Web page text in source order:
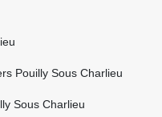
Pouilly Sous Charlieu
Sous Charlieu